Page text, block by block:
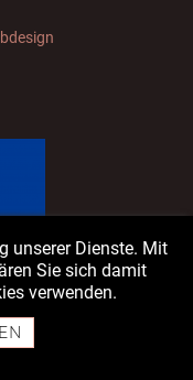
unserer Dienste. Mit
Sie sich damit
verwenden.